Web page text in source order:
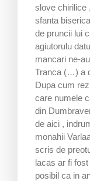
slove chirilice
sfanta
de pruncii lui
agiutorulu
mancari ne-
Tranca (…) a
Dupa cum
care numele
din
de aici ,
monahii
scris de
lacas ar fi
posibil ca in